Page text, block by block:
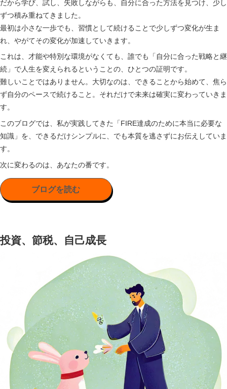
だから学び、試し、失敗しながらも、自分に合った方法を見つけ、少し
ずつ積み重ねてきました。
最初は小さな一歩でも、習慣として続けることで少しずつ変化が生ま
れ、やがてその変化が加速していきます。
これは、才能や特別な環境がなくても、誰でも「自分に合った戦略と継
続」で人生を変えられるということの、ひとつの証明です。
難しいことではありません。大切なのは、できることから始めて、焦ら
ず自分のペースで続けること。それだけで未来は確実に変わっていきま
す。
このブログでは、私が実践してきた「FIRE達成のために本当に必要な
知識」を、できるだけシンプルに、でも本質を逃さずにお伝えしていま
す。
次に変わるのは、あなたの番です。
ブログを読む
投資、節税、自己成長